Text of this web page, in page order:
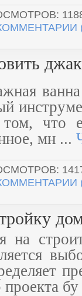
что
мн ...
проекта бу